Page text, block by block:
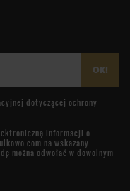
OK!
dotyczącej ochrony
informacji o
na wskazany
można odwołać w dowolnym